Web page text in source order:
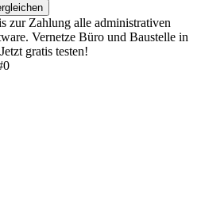
zur Zahlung alle administrativen
Vernetze Büro und Baustelle in
gratis testen!